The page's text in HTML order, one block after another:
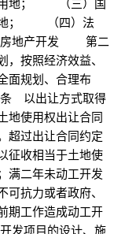
地； （四）法
房地产开发 第二
按照经济效益、
面规划、合理布
以出让方式取得
地使用权出让合同
超过出让合同约定
征收相当于土地使
满二年未动工开发
抗力或者政府、
期工作造成动工开
项目的设计、施